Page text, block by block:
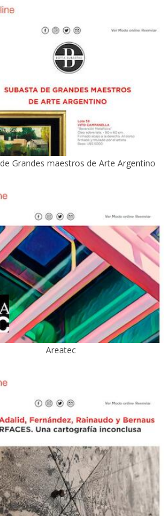
Grandes maestros de Arte Argentino
Areatec